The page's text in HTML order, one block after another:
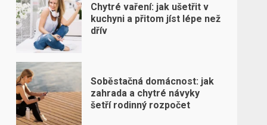
Chytré vaření: jak ušetřit v
kuchyni a přitom jíst lépe než
dřív
Soběstačná domácnost: jak
zahrada a chytré návyky
šetří rodinný rozpočet